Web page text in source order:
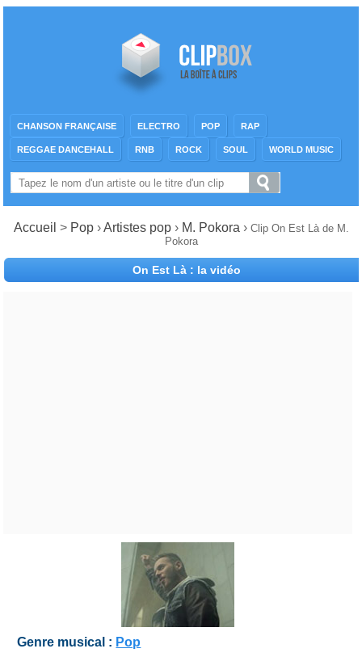
CHANSON FRANÇAISE ELECTRO POP RAP
REGGAE DANCEHALL RNB ROCK SOUL WORLD MUSIC
Accueil > Pop ›Artistes pop› M. Pokora › Clip On Est Là de M.
Pokora
On Est Là : la vidéo
Genre musical : Pop